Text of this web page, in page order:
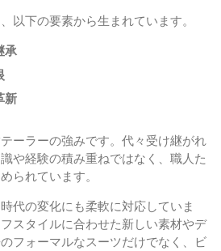
以下の要素から生まれています。
承
新
ーラーの強みです。代々受け継がれ
や経験の積み重ねではなく、職人た
られています。
代の変化にも柔軟に対応していま
スタイルに合わせた新しい素材やデ
フォーマルなスーツだけでなく、ビ